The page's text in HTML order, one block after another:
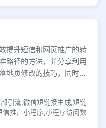
提升短信和网页推广的转
路径的方法，并分享利用
地页修改的技巧，同时涵
引流,微信短链接生成,短链
推广小程序,小程序访问数